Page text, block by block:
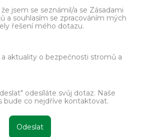
jsem se seznámil/a se Zásadami
a souhlasím se zpracováním mých
řešení mého dotazu.
aktuality o bezpečnosti stromů a
odesíláte svůj dotaz. Naše
bude co nejdříve kontaktovat.